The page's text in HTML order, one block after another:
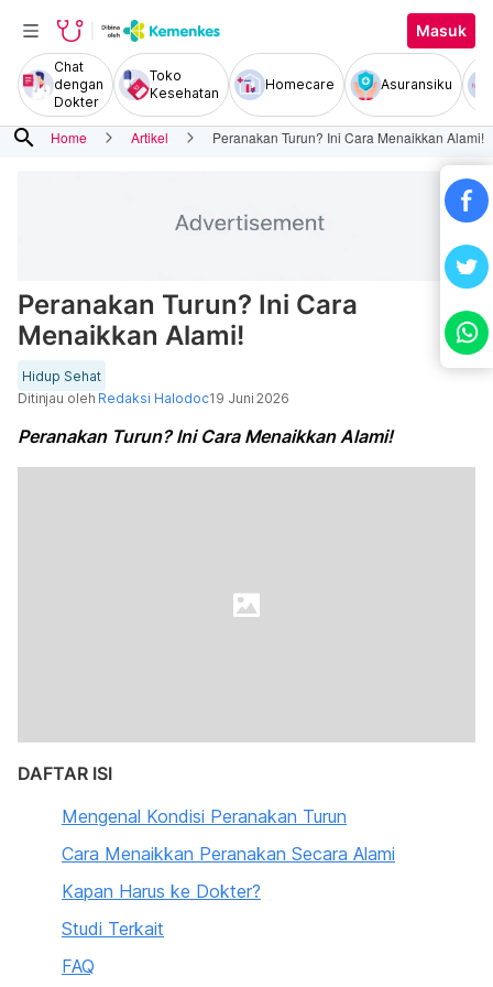
Masuk
Chat
dengan
Dokter
Toko
Kesehatan
Homecare Asuransiku
search Home Artikel Peranakan Turun? Ini Cara Menaikkan Alami!
Peranakan Turun? Ini Cara
Menaikkan Alami!
Hidup Sehat
Ditinjau oleh Redaksi Halodoc19 Juni 2026
Peranakan Turun? Ini Cara Menaikkan Alami!
DAFTAR ISI
Mengenal Kondisi Peranakan Turun
Cara Menaikkan Peranakan Secara Alami
Kapan Harus ke Dokter?
Studi Terkait
FAQ